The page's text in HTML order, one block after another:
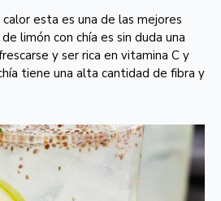
esta es una de las mejores
limón con chía es sin duda una
y ser rica en vitamina C y
tiene una alta cantidad de fibra y